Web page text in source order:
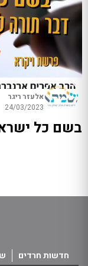
אלעזר ריגר
24/03/2023
בשם כל
חדשות חרדים